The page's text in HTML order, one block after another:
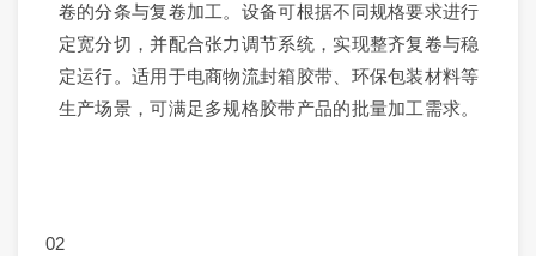
卷的分条与复卷加工。设备可根据不同规格要求进行
定宽分切，并配合张力调节系统，实现整齐复卷与稳
定运行。适用于电商物流封箱胶带、环保包装材料等
生产场景，可满足多规格胶带产品的批量加工需求。
02